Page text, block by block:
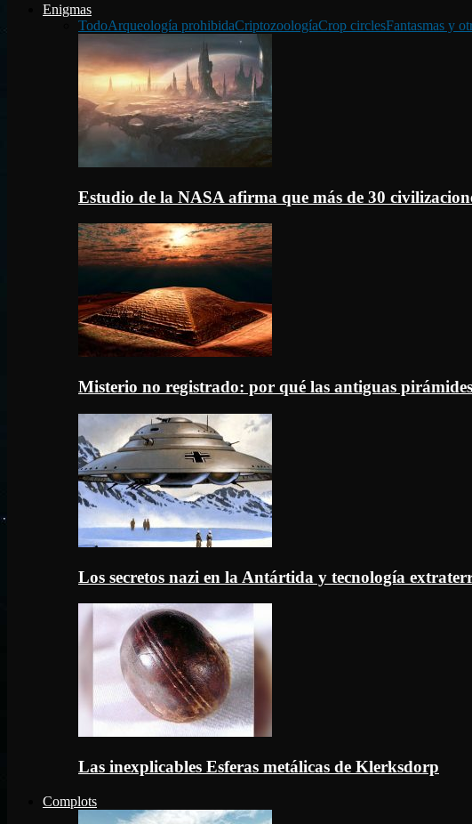
Enigmas
TodoArqueología prohibidaCriptozoologíaCrop circlesFantasmas y
Estudio de la NASA afirma que más de 30
Misterio no registrado: por qué las antiguas
Los secretos nazi en la Antártida y tecnología
Las inexplicables Esferas metálicas de Klerksdorp
Complots